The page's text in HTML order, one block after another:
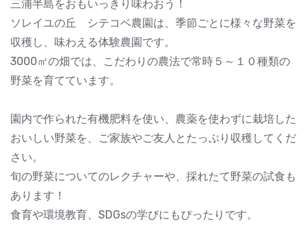
三浦半島をおもいっきり味わおう！
ソレイユの丘 シテコベ農園は、季節ごとに様々な野菜を
収穫し、味わえる体験農園です。
3000㎡の畑では、こだわりの農法で常時５～１０種類の
野菜を育てています。
園内で作られた有機肥料を使い、農薬を使わずに栽培した
おいしい野菜を、ご家族やご友人とたっぷり収穫してくだ
さい。
旬の野菜についてのレクチャーや、採れたて野菜の試食も
あります！
食育や環境教育、SDGsの学びにもぴったりです。